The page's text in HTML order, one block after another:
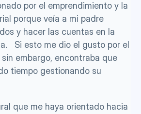
por el emprendimiento y la
porque veía a mi padre
y hacer las cuentas en la
Si esto me dio el gusto por el
embargo, encontraba que
tiempo gestionando su
que me haya orientado hacia